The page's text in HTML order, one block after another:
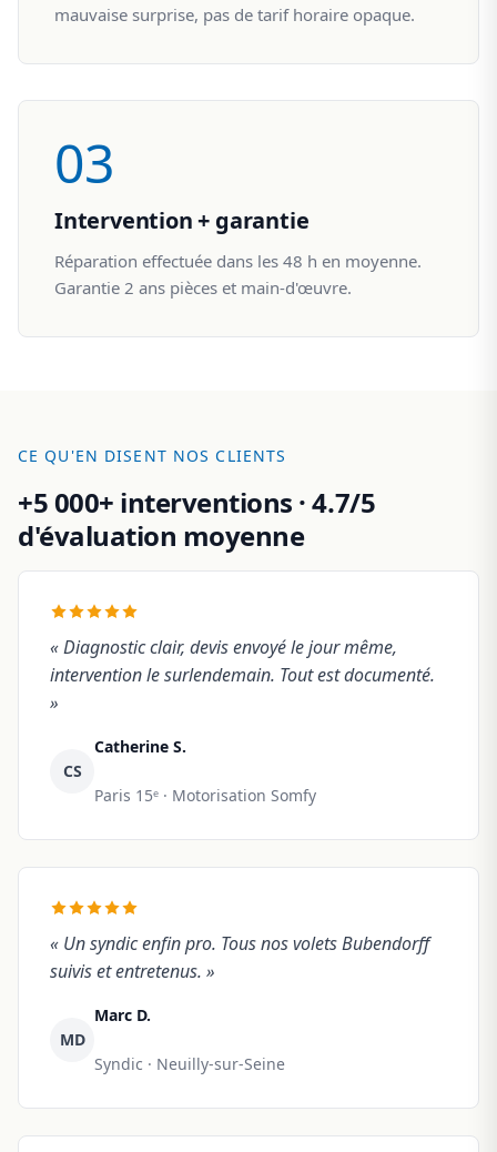
mauvaise surprise, pas de tarif horaire opaque.
03
Intervention + garantie
Réparation effectuée dans les 48 h en moyenne.
Garantie 2 ans pièces et main-d'œuvre.
CE QU'EN DISENT NOS CLIENTS
+5 000+ interventions · 4.7/5
d'évaluation moyenne
« Diagnostic clair, devis envoyé le jour même,
intervention le surlendemain. Tout est documenté.
»
CS
Catherine S.
Paris 15ᵉ · Motorisation Somfy
« Un syndic enfin pro. Tous nos volets Bubendorff
suivis et entretenus. »
MD
Marc D.
Syndic · Neuilly-sur-Seine